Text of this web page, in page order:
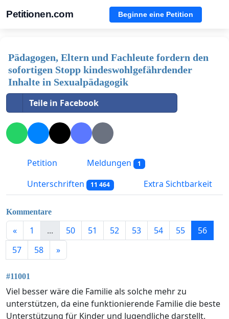
Petitionen.com Beginne eine Petition
Pädagogen, Eltern und Fachleute fordern den
sofortigen Stopp kindeswohlgefährdender
Inhalte in Sexualpädagogik
Teile in Facebook
Petition Meldungen 1
Unterschriften 11 464 Extra Sichtbarkeit
Kommentare
« 1 ... 50 51 52 53 54 55
56
57
58 »
#11001
Viel besser wäre die Familie als solche mehr zu
unterstützen, da eine funktionierende Familie die beste
Unterstützung für Kinder und Jugendliche darstellt.